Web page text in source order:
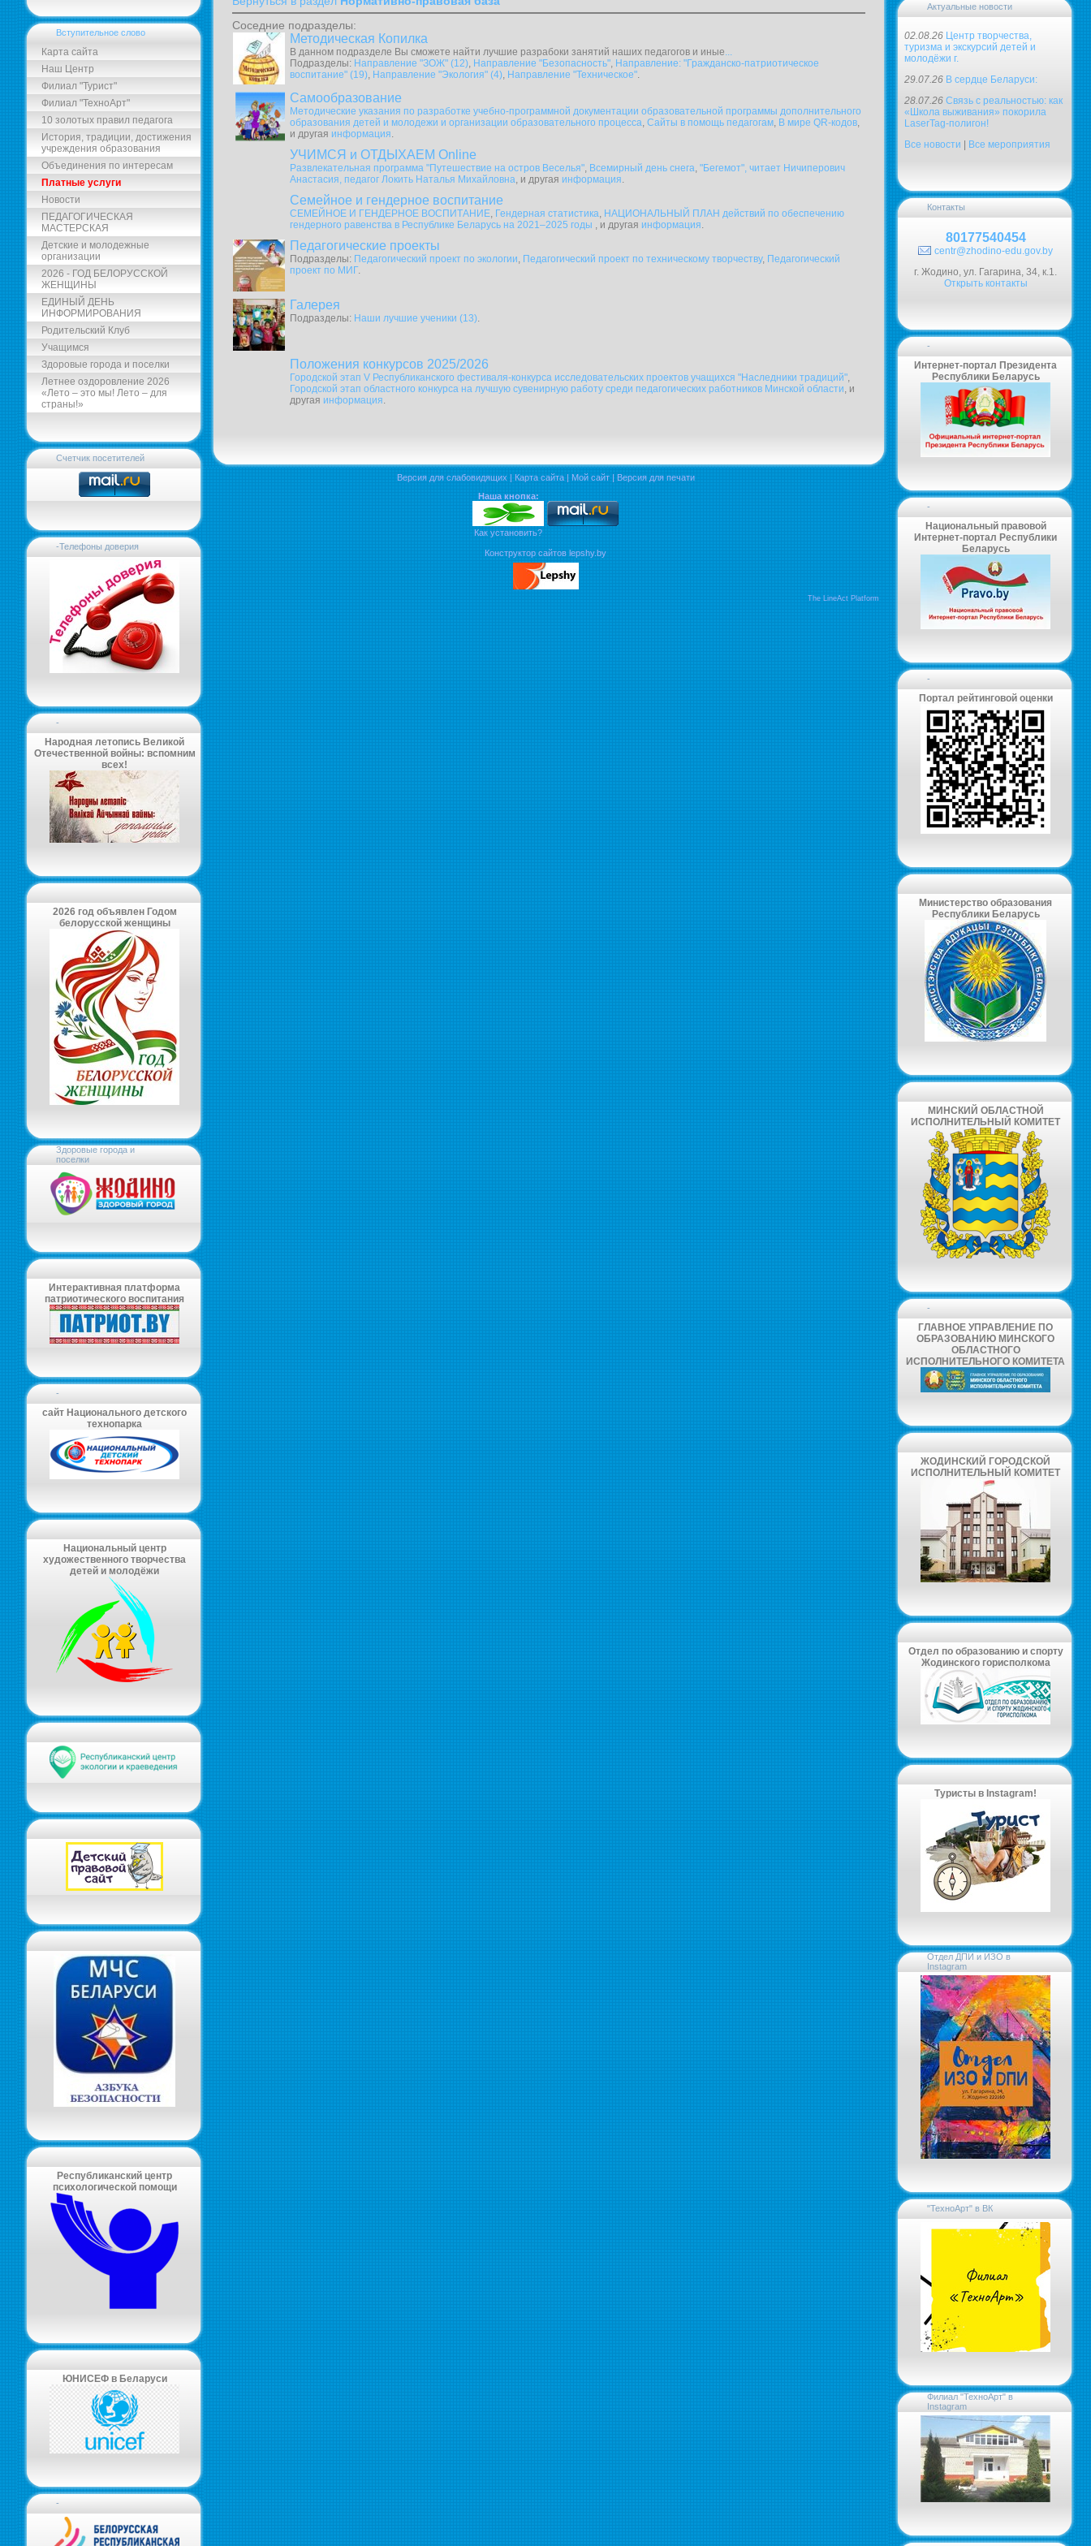
Вступительное слово
Карта сайта
Наш Центр
Филиал "Турист"
Филиал "ТехноАрт"
10 золотых правил педагога
История, традиции, достижения
учреждения образования
Объединения по интересам
Платные услуги
Новости
ПЕДАГОГИЧЕСКАЯ
МАСТЕРСКАЯ
Детские и молодежные
организации
2026 - ГОД БЕЛОРУССКОЙ
ЖЕНЩИНЫ
ЕДИНЫЙ ДЕНЬ
ИНФОРМИРОВАНИЯ
Родительский Клуб
Учащимся
Здоровые города и поселки
Летнее оздоровление 2026
«Лето – это мы! Лето – для
страны!»
Счетчик посетителей
-Телефоны доверия
-
Народная летопись Великой
Отечественной войны: вспомним
всех!
2026 год объявлен Годом
белорусской женщины
Здоровые города и
поселки
Интерактивная платформа
патриотического воспитания
-
сайт Национального детского
технопарка
Национальный центр
художественного творчества
детей и молодёжи
Республиканский центр
психологической помощи
ЮНИСЕФ в Беларуси
-
Соседние подразделы:
Методическая Копилка
В данном подразделе Вы сможете найти лучшие разрабоки занятий наших педагогов и иные...
Подразделы: Направление "ЗОЖ" (12), Направление "Безопасность", Направление: "Гражданско-патриотическое
воспитание" (19), Направление "Экология" (4), Направление "Техническое".
Самообразование
Методические указания по разработке учебно-программной документации образовательной программы дополнительного
образования детей и молодежи и организации образовательного процесса, Сайты в помощь педагогам, В мире QR-кодов,
и другая информация.
УЧИМСЯ и ОТДЫХАЕМ Online
Развлекательная программа "Путешествие на остров Веселья", Всемирный день снега, "Бегемот", читает Ничиперович
Анастасия, педагог Локить Наталья Михайловна, и другая информация.
Семейное и гендерное воспитание
СЕМЕЙНОЕ И ГЕНДЕРНОЕ ВОСПИТАНИЕ, Гендерная статистика, НАЦИОНАЛЬНЫЙ ПЛАН действий по обеспечению
гендерного равенства в Республике Беларусь на 2021–2025 годы , и другая информация.
Педагогические проекты
Подразделы: Педагогический проект по экологии, Педагогический проект по техническому творчеству, Педагогический
проект по МИГ.
Галерея
Подразделы: Наши лучшие ученики (13).
Положения конкурсов 2025/2026
Городской этап V Республиканского фестиваля-конкурса исследовательских проектов учащихся "Наследники традиций",
Городской этап областного конкурса на лучшую сувенирную работу среди педагогических работников Минской области, и
другая информация.
Версия для слабовидящих | Карта сайта | Мой сайт | Версия для печати
Наша кнопка:
Как установить?
Конструктор сайтов lepshy.by
The LineAct Platform
Актуальные новости
02.08.26 Центр творчества,
туризма и экскурсий детей и
молодёжи г.
29.07.26 В сердце Беларуси:
28.07.26 Связь с реальностью: как
«Школа выживания» покорила
LaserTag-полигон!
Все новости
Все мероприятия
Контакты
80177540454
centr@zhodino-edu.gov.by
г. Жодино, ул. Гагарина, 34, к.1.
Открыть контакты
-
Интернет-портал Президента
Республики Беларусь
-
Национальный правовой
Интернет-портал Республики
Беларусь
-
Портал рейтинговой оценки
Министерство образования
Республики Беларусь
МИНСКИЙ ОБЛАСТНОЙ
ИСПОЛНИТЕЛЬНЫЙ КОМИТЕТ
-
ГЛАВНОЕ УПРАВЛЕНИЕ ПО
ОБРАЗОВАНИЮ МИНСКОГО
ОБЛАСТНОГО
ИСПОЛНИТЕЛЬНОГО КОМИТЕТА
ЖОДИНСКИЙ ГОРОДСКОЙ
ИСПОЛНИТЕЛЬНЫЙ КОМИТЕТ
Отдел по образованию и спорту
Жодинского горисполкома
Туристы в Instagram!
Отдел ДПИ и ИЗО в
Instagram
"ТехноАрт" в ВК
Филиал "ТехноАрт" в
Instagram